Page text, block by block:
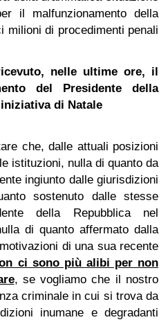
il malfunzionamento della
milioni di procedimenti penali
nelle ultime ore, il
del Presidente della
di Natale
che, dalle attuali posizioni
istituzioni, nulla di quanto da
ingiunto dalle giurisdizioni
sostenuto dalle stesse
della Repubblica nel
di quanto affermato dalla
di una sua recente
ci sono più alibi per non
, se vogliamo che il nostro
criminale in cui si trova da
inumane e degradanti